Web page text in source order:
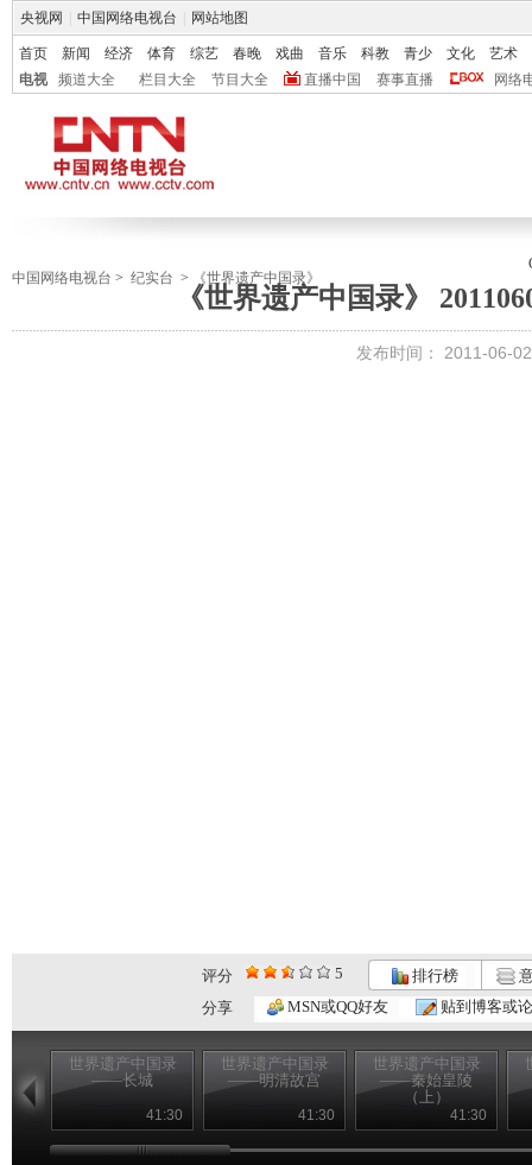
央视网 中国网络电视台 网站地图
首页 新闻 经济 体育 综艺 春晚 戏曲 音乐 科教 青少 文化
艺术
电视
频道大全 栏目大全 节目大全 直播中国 赛事直播 网络
中国网络电视台 > 纪实台 > 《世界遗产中国录》
《世界遗产中国录》
发布时间： 2011-06-
评分 5 排行榜
分享
MSN或QQ好友 贴到博客或
世界遗产中国录
——长城
41:30
世界遗产中国录
——明清故宫
41:30
世界遗产中国录
——秦始皇陵
（上）
41:30